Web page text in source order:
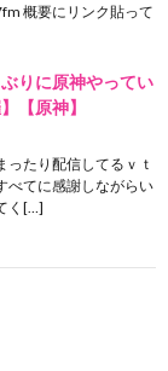
概要にリンク貼って
りに原神やってい
【原神】
ったり配信してるｖｔ
べてに感謝しながらい
く[…]